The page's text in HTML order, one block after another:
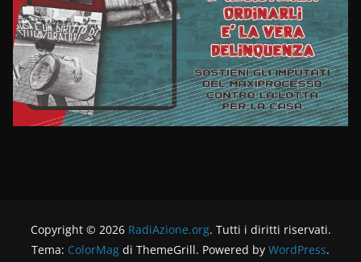
Copyright © 2026 RadiAzione.org. Tutti i diritti riservati.
Tema: ColorMag di ThemeGrill. Powered by WordPress.